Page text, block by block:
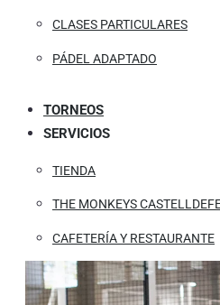
CLASES PARTICULARES
PÁDEL ADAPTADO
TORNEOS
SERVICIOS
TIENDA
THE MONKEYS
CAFETERÍA Y RESTAURANTE
PARKING